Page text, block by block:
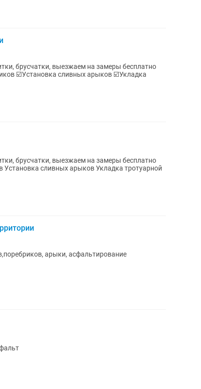
брусчатки, выезжаем на замеры бесплатно
брусчатки, выезжаем на замеры бесплатно
арыки, асфальтирование